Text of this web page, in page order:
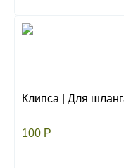
Клипса | Для
100 Р